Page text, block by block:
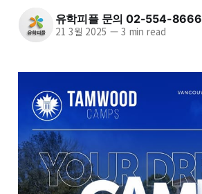
유학피플 문의 02-554-8666
21 3월 2025 —3 min read